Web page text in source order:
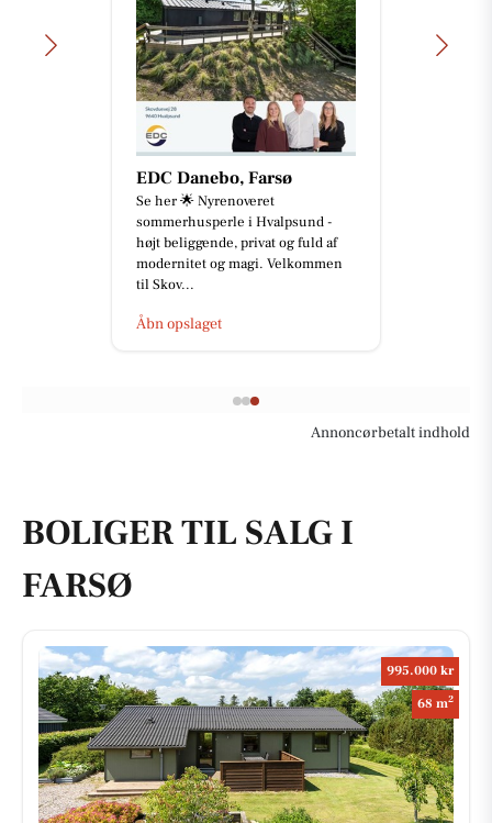
EDC Danebo, Farsø
Se her 🌟 Nyrenoveret
sommerhusperle i Hvalpsund -
højt beliggende, privat og fuld af
modernitet og magi. Velkommen
til Skov...
Åbn opslaget
Annoncørbetalt indhold
BOLIGER TIL SALG I
FARSØ
995.000 kr
68 m2